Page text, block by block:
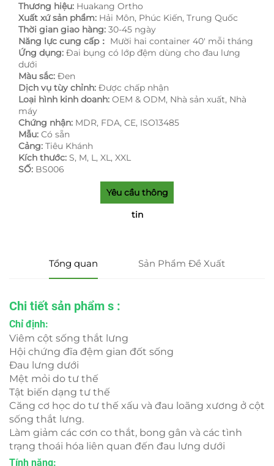
Thương hiệu: Huakang Ortho
Xuất xứ sản phẩm: Hải Môn, Phúc Kiến, Trung Quốc
Thời gian giao hàng: 30-45 ngày
Năng lực cung cấp： Mười hai container 40' mỗi tháng
Ứng dụng: Đai bụng có lớp đệm dùng cho đau lưng
dưới
Màu sắc: Đen
Dịch vụ tùy chỉnh: Được chấp nhận
Loại hình kinh doanh: OEM & ODM, Nhà sản xuất, Nhà
máy
Chứng nhận: MDR, FDA, CE, ISO13485
Mẫu: Có sẵn
Cảng: Tiêu Khánh
Kích thước: S, M, L, XL, XXL
SỐ: BS006
Yêu cầu thông
tin
Tổng quan Sản Phẩm Đề Xuất
Chi tiết sản phẩm s :
Chỉ định:
Viêm cột sống thắt lưng
Hội chứng đĩa đệm gian đốt sống
Đau lưng dưới
Mệt mỏi do tư thế
Tật biến dạng tư thế
Căng cơ học do tư thế xấu và đau loãng xương ở cột
sống thắt lưng.
Làm giảm các cơn co thắt, bong gân và các tình
trạng thoái hóa liên quan đến đau lưng dưới
Tính năng: